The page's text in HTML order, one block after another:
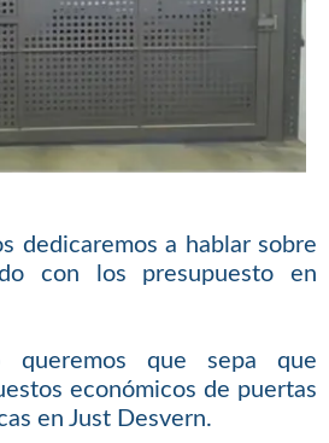
dedicaremos a hablar sobre
con los presupuesto en
queremos que sepa que
económicos de puertas
en Just Desvern.